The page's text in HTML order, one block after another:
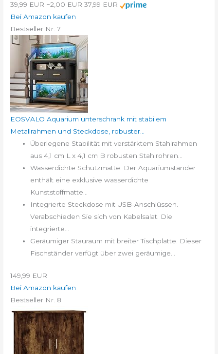
39,99 EUR −2,00 EUR 37,99 EUR
Bei Amazon kaufen
Bestseller Nr. 7
EOSVALO Aquarium unterschrank mit stabilem
Metallrahmen und Steckdose, robuster...
Überlegene Stabilität mit verstärktem Stahlrahmen
aus 4,1 cm L x 4,1 cm B robusten Stahlrohren...
Wasserdichte Schutzmatte: Der Aquariumständer
enthält eine exklusive wasserdichte
Kunststoffmatte...
Integrierte Steckdose mit USB-Anschlüssen.
Verabschieden Sie sich von Kabelsalat. Die
integrierte...
Geräumiger Stauraum mit breiter Tischplatte. Dieser
Fischständer verfügt über zwei geräumige...
149,99 EUR
Bei Amazon kaufen
Bestseller Nr. 8